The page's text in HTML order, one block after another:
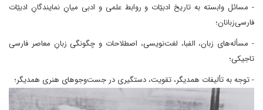
- مسائل وابسته به تاریخ ادبیّات و روابط علمی و ادبی میانِ نمایندگانِ ادبیّات
فارسی‌زبانان؛
- مسأله‌های زبان، الفبا، لغت‌نویسی، اصطلاحات و چگونگی زبانِ معاصر فارسی
تاجیکی؛
- توجه به تألیفات همدیگر، تقویت، دستگیری در جست‌وجوهای هنری همدیگر؛